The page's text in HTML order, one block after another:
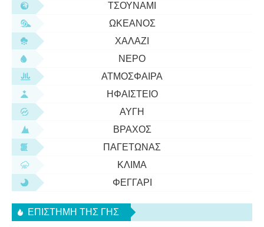
ΤΣΟΥΝΆΜΙ
ΩΚΕΑΝΌΣ
ΧΑΛΆΖΙ
ΝΕΡΌ
ΑΤΜΌΣΦΑΙΡΑ
ΗΦΑΊΣΤΕΙΟ
ΑΥΓΉ
ΒΡΆΧΟΣ
ΠΑΓΕΤΏΝΑΣ
ΚΛΊΜΑ
ΦΕΓΓΆΡΙ
ΕΠΙΣΤΉΜΗ ΤΗΣ ΓΗΣ